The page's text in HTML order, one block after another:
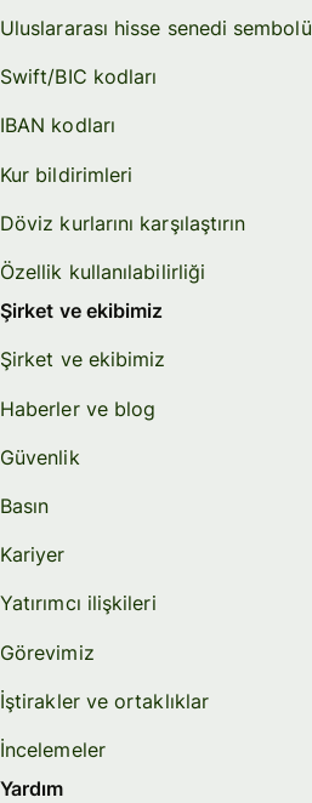
Uluslararası hisse senedi sembolü
Swift/BIC kodları
IBAN kodları
Kur bildirimleri
Döviz kurlarını karşılaştırın
Özellik kullanılabilirliği
Şirket ve ekibimiz
Şirket ve ekibimiz
Haberler ve blog
Güvenlik
Basın
Kariyer
Yatırımcı ilişkileri
Görevimiz
İştirakler ve ortaklıklar
İncelemeler
Yardım